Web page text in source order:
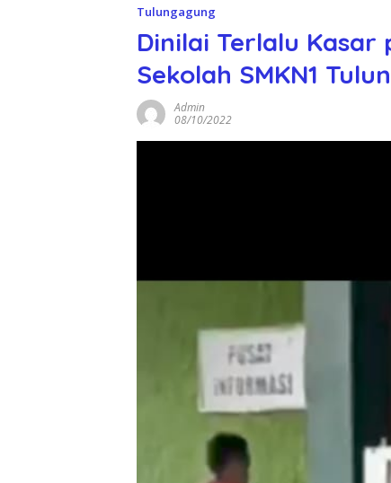
Tulungagung
Dinilai Terlalu Kasar
Sekolah SMKN1
Admin
08/10/2022